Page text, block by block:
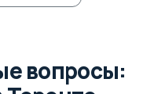
вопросы: